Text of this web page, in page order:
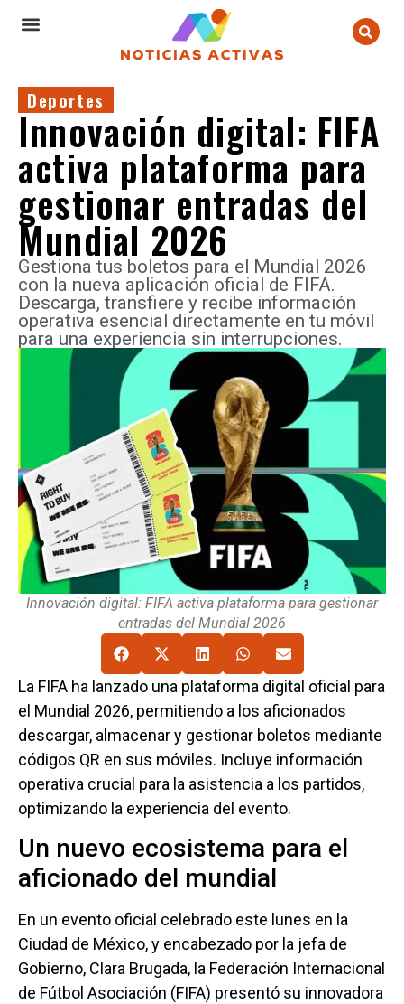
Deportes
Innovación digital: FIFA
activa plataforma para
gestionar entradas del
Mundial 2026
Gestiona tus boletos para el Mundial 2026
con la nueva aplicación oficial de FIFA.
Descarga, transfiere y recibe información
operativa esencial directamente en tu móvil
para una experiencia sin interrupciones.
Innovación digital: FIFA activa plataforma para gestionar
entradas del Mundial 2026
La FIFA ha lanzado una plataforma digital oficial para
el Mundial 2026, permitiendo a los aficionados
descargar, almacenar y gestionar boletos mediante
códigos QR en sus móviles. Incluye información
operativa crucial para la asistencia a los partidos,
optimizando la experiencia del evento.
Un nuevo ecosistema para el
aficionado del mundial
En un evento oficial celebrado este lunes en la
Ciudad de México, y encabezado por la jefa de
Gobierno, Clara Brugada, la Federación Internacional
de Fútbol Asociación (FIFA) presentó su innovadora